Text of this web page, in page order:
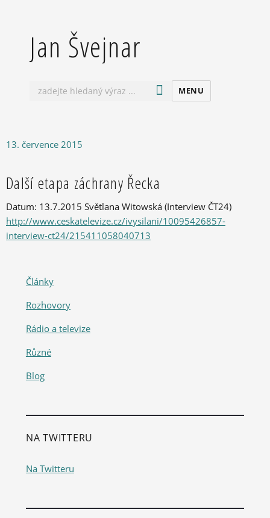
Jan Švejnar
MENU
Publikováno:
13. července 2015
Další etapa záchrany Řecka
Datum: 13.7.2015 Světlana Witowská (Interview ČT24)
http://www.ceskatelevize.cz/ivysilani/10095426857-
interview-ct24/215411058040713
Články
Rozhovory
Rádio a televize
Různé
Blog
NA TWITTERU
Na Twitteru